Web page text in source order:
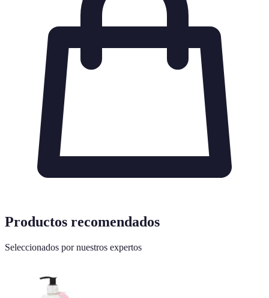
Productos recomendados
Seleccionados por nuestros expertos